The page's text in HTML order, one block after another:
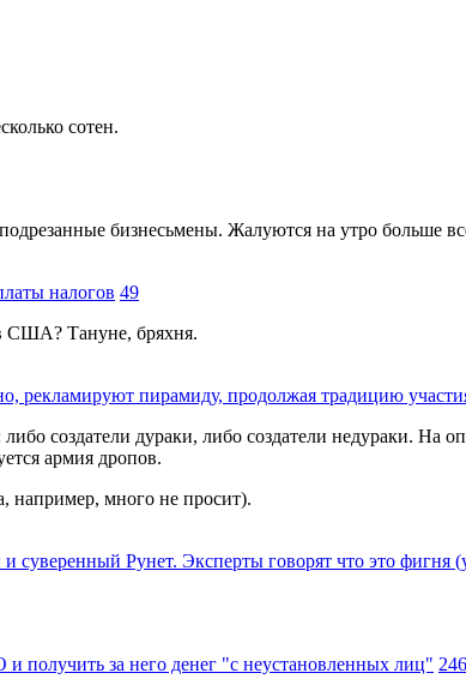
сотен.
бизнесьмены. Жалуются на утро больше
налогов 49
США? Тануне, бряхня.
пирамиду, продолжая традицию
создатели дураки, либо создатели недураки. На
армия дропов.
например, много не просит).
Рунет. Эксперты говорят что это фигня
получить за него денег "с неустановленных лиц" 246